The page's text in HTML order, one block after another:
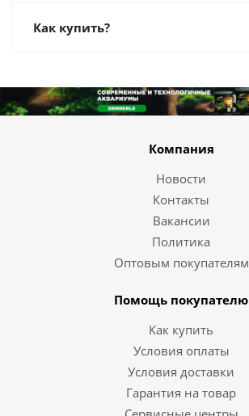
Как купить?
Компания
Новости
Контакты
Вакансии
Политика
Оптовым покупателям
Помощь покупателю
Как купить
Условия оплаты
Условия доставки
Гарантия на товар